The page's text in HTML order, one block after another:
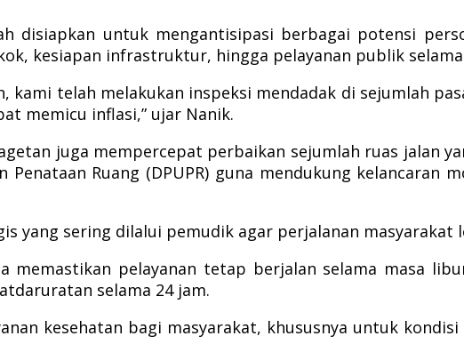
disiapkan untuk mengantisipasi berbagai potensi
kesiapan infrastruktur, hingga pelayanan publik
kami telah melakukan inspeksi mendadak di sejumlah
memicu inflasi,” ujar Nanik.
juga mempercepat perbaikan sejumlah ruas jalan
Ruang (DPUPR) guna mendukung kelancaran
yang sering dilalui pemudik agar perjalanan masyarakat
memastikan pelayanan tetap berjalan selama masa
selama 24 jam.
kesehatan bagi masyarakat, khususnya untuk